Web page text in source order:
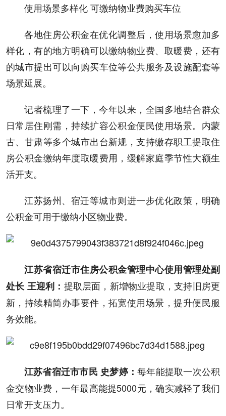
使用场景多样化 可缴纳物业费购买车位
各地住房公积金在优化调整后，使用场景愈加多
样化，有的地方明确可以缴纳物业费、取暖费，还有
的城市提出可以向购买车位等公共服务及设施配套等
场景延展。
记者梳理了一下，今年以来，全国多地结合群众
日常居住刚需，持续扩容公积金便民使用场景。内蒙
古、甘肃等多个城市出台新规，支持缴存职工提取住
房公积金缴纳年度取暖费用，缓解家庭季节性大额生
活开支。
江苏扬州、宿迁等城市则进一步优化政策，明确
公积金可用于缴纳小区物业费。
江苏省宿迁市住房公积金管理中心使用管理处副
处长 王迎利： 提取层面，新增物业提取，支持旧房更
新，持续精简办事要件，拓宽使用场景，提升便民服
务效能。
江苏省宿迁市市民 史梦婷：每年能提取一次公积
金交物业费，一年最高能提5000元，确实减轻了我们
日常开支压力。